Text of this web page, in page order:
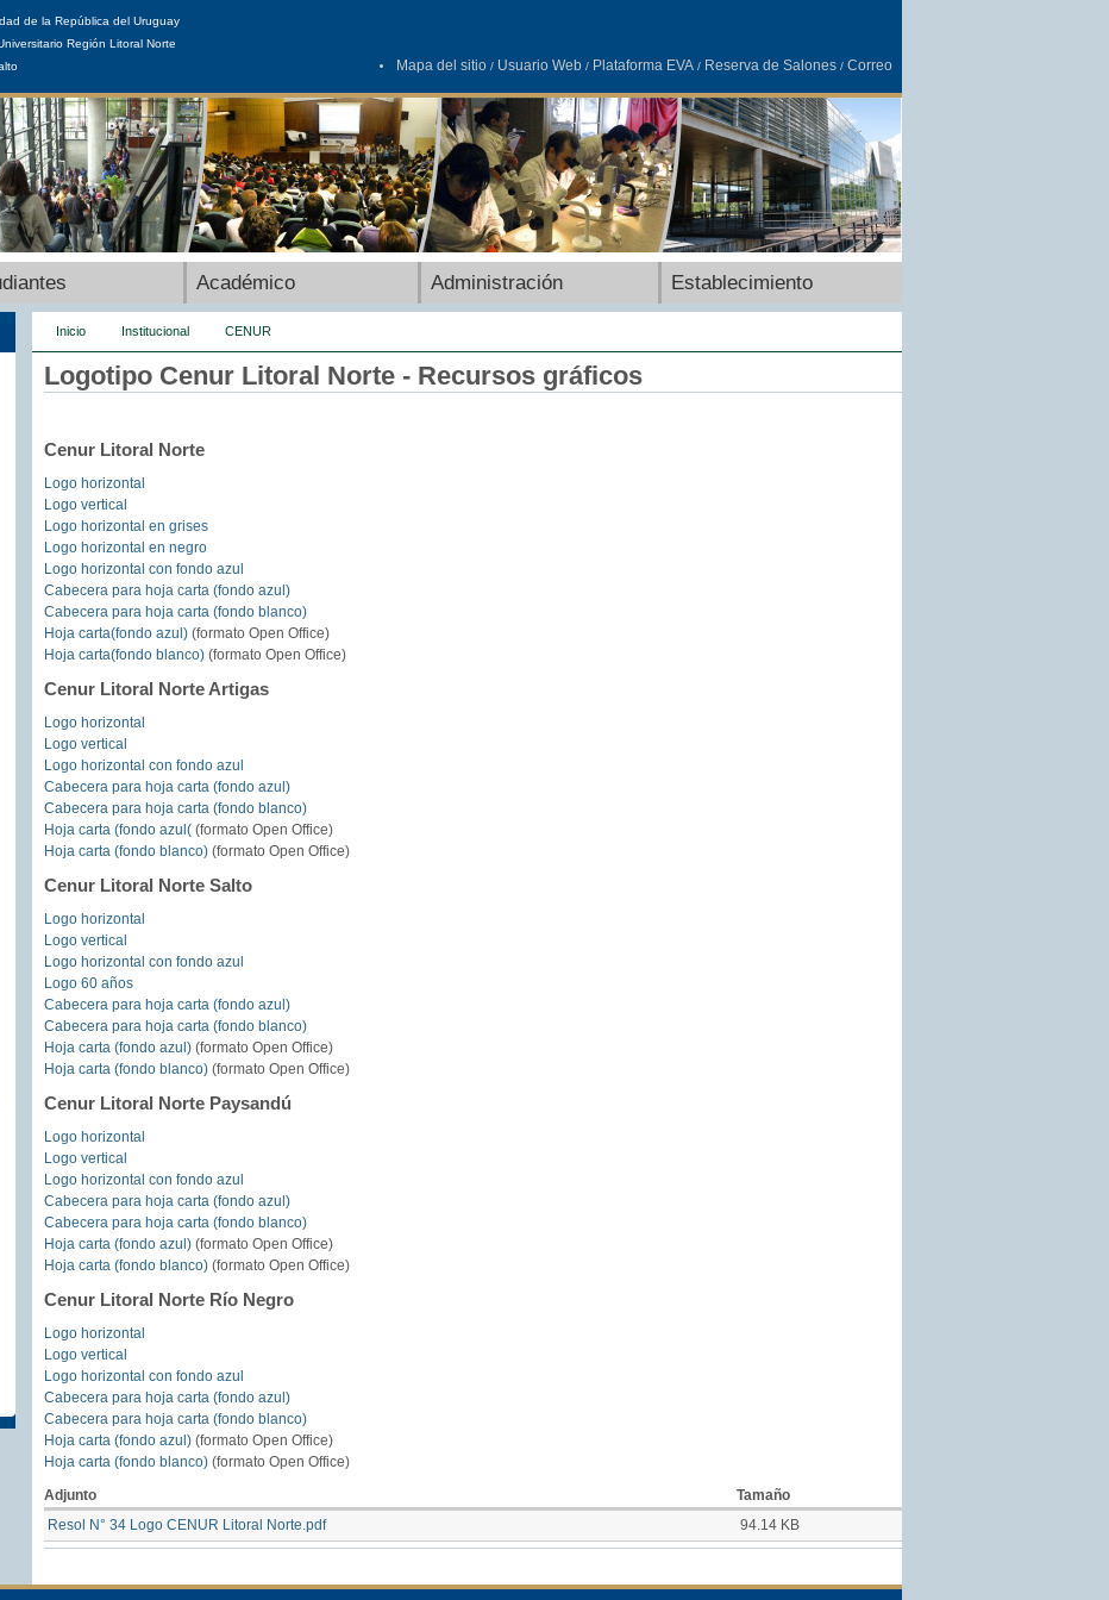
de la República del Uruguay
Región Litoral Norte
Mapa del sitio/ Usuario Web/ Plataforma EVA/ Reserva de Salones/ Correo
Académico Administración Establecimiento
Inicio Institucional CENUR
Logotipo Cenur Litoral Norte - Recursos gráficos
Cenur Litoral Norte
Logo horizontal
Logo vertical
Logo horizontal en grises
Logo horizontal en negro
Logo horizontal con fondo azul
Cabecera para hoja carta (fondo azul)
Cabecera para hoja carta (fondo blanco)
Hoja carta(fondo azul)(formato Open Office)
Hoja carta(fondo blanco)(formato Open Office)
Cenur Litoral Norte Artigas
Logo horizontal
Logo vertical
Logo horizontal con fondo azul
Cabecera para hoja carta (fondo azul)
Cabecera para hoja carta (fondo blanco)
Hoja carta (fondo azul((formato Open Office)
Hoja carta (fondo blanco)(formato Open Office)
Cenur Litoral Norte Salto
Logo horizontal
Logo vertical
Logo horizontal con fondo azul
Logo 60 años
Cabecera para hoja carta (fondo azul)
Cabecera para hoja carta (fondo blanco)
Hoja carta (fondo azul)(formato Open Office)
Hoja carta (fondo blanco)(formato Open Office)
Cenur Litoral Norte Paysandú
Logo horizontal
Logo vertical
Logo horizontal con fondo azul
Cabecera para hoja carta (fondo azul)
Cabecera para hoja carta (fondo blanco)
Hoja carta (fondo azul)(formato Open Office)
Hoja carta (fondo blanco)(formato Open Office)
Cenur Litoral Norte Río Negro
Logo horizontal
Logo vertical
Logo horizontal con fondo azul
Cabecera para hoja carta (fondo azul)
Cabecera para hoja carta (fondo blanco)
Hoja carta (fondo azul)(formato Open Office)
Hoja carta (fondo blanco)(formato Open Office)
Adjunto
Tamaño
Resol N° 34 Logo CENUR Litoral Norte.pdf
94.14 KB